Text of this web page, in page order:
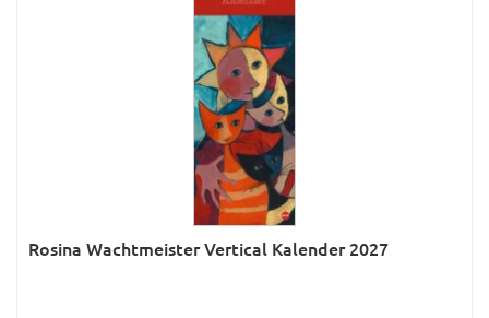
Rosina Wachtmeister Vertical Kalender 2027